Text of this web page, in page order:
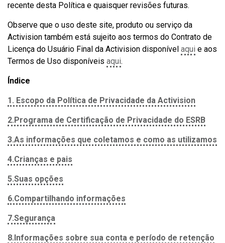
recente desta Política e quaisquer revisões futuras.
Observe que o uso deste site, produto ou serviço da
Activision também está sujeito aos termos do Contrato de
Licença do Usuário Final da Activision disponível aqui e aos
Termos de Uso disponíveis aqui.
Índice
1. Escopo da Política de Privacidade da Activision
2.Programa de Certificação de Privacidade do ESRB
3.As informações que coletamos e como as utilizamos
4.Crianças e pais
5.Suas opções
6.Compartilhando informações
7.Segurança
8.Informações sobre sua conta e período de retenção